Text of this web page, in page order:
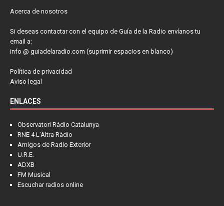
Acerca de nosotros
Si deseas contactar con el equipo de Guía de la Radio envíanos tu
email a:
info @ guiadelaradio.com (suprimir espacios en blanco)
Política de privacidad
Aviso legal
ENLACES
Observatori Ràdio Catalunya
RNE 4 L'Altra Ràdio
Amigos de Radio Exterior
U.R.E.
ADXB
FM Musical
Escuchar radios online